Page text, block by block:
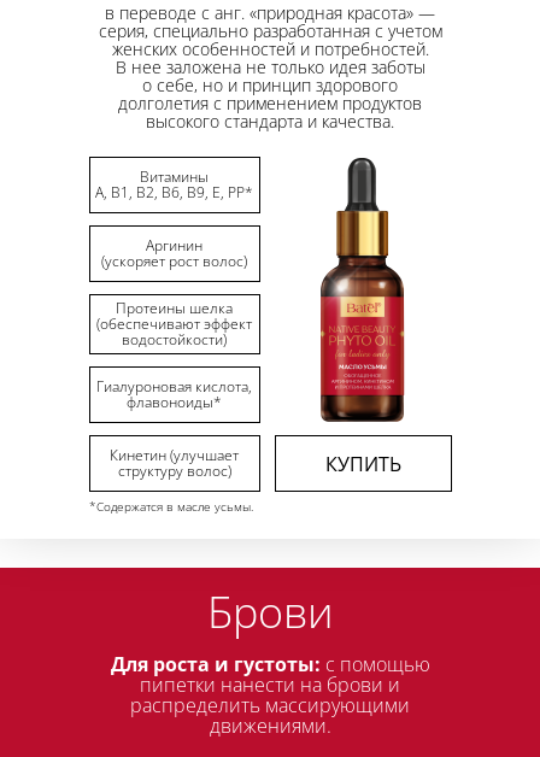
в переводе с анг. «природная красота» —
серия, специально разработанная с учетом
женских особенностей и потребностей.
В нее заложена не только идея заботы
о себе, но и принцип здорового
долголетия с применением продуктов
высокого стандарта и качества.
КУПИТЬ
Витамины
А, В1, В2, В6, В9, Е, РР*
Аргинин
(ускоряет рост волос)
Протеины шелка
(обеспечивают эффект
водостойкости)
Гиалуроновая кислота,
флавоноиды*
Кинетин(улучшает
структуру волос)
*Содержатся в масле усьмы.
Брови
Для роста и густоты: с помощью
пипетки нанести на брови и
распределить массирующими
движениями.